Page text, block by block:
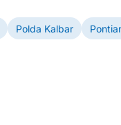
Polda Kalbar